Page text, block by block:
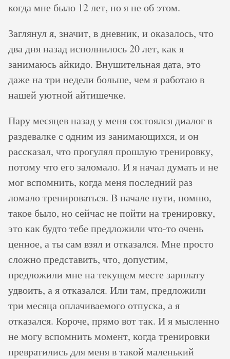
когда мне было 12 лет, но я не об этом.
Заглянул я, значит, в дневник, и оказалось, что
два дня назад исполнилось 20 лет, как я
занимаюсь айкидо. Внушительная дата, это
даже на три недели больше, чем я работаю в
нашей уютной айтишечке.
Пару месяцев назад у меня состоялся диалог в
раздевалке с одним из занимающихся, и он
рассказал, что прогулял прошлую тренировку,
потому что его заломало. И я начал думать и не
мог вспомнить, когда меня последний раз
ломало тренироваться. В начале пути, помню,
такое было, но сейчас не пойти на тренировку,
это как будто тебе предложили что-то очень
ценное, а ты сам взял и отказался. Мне просто
сложно представить, что, допустим,
предложили мне на текущем месте зарплату
удвоить, а я отказался. Или там, предложили
три месяца оплачиваемого отпуска, а я
отказался. Короче, прямо вот так. И я мысленно
не могу вспомнить момент, когда тренировки
превратились для меня в такой маленький